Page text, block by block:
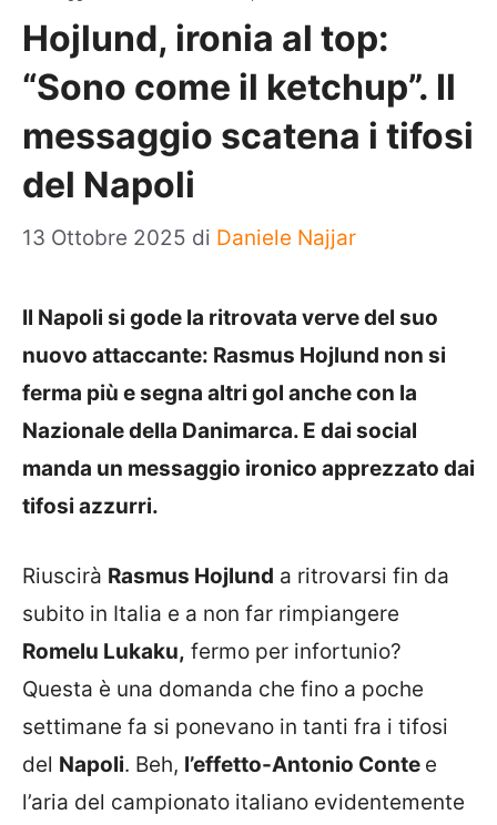
Hojlund, ironia al top:
“Sono come il ketchup”. Il
messaggio scatena i tifosi
del Napoli
13 Ottobre 2025 di Daniele Najjar
Il Napoli si gode la ritrovata verve del suo
nuovo attaccante: Rasmus Hojlund non si
ferma più e segna altri gol anche con la
Nazionale della Danimarca. E dai social
manda un messaggio ironico apprezzato dai
tifosi azzurri.
Riuscirà Rasmus Hojlund a ritrovarsi fin da
subito in Italia e a non far rimpiangere
Romelu Lukaku, fermo per infortunio?
Questa è una domanda che fino a poche
settimane fa si ponevano in tanti fra i tifosi
del Napoli. Beh, l’effetto-Antonio Conte e
l’aria del campionato italiano evidentemente